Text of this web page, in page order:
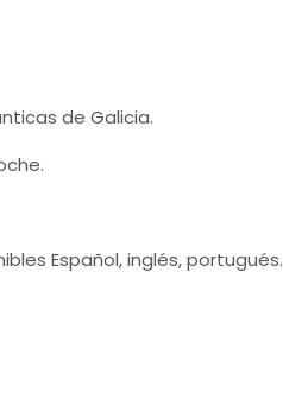
de Galicia.
Español, inglés, portugués.